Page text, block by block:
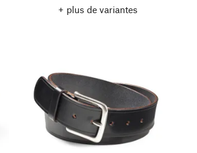
+ plus de variantes